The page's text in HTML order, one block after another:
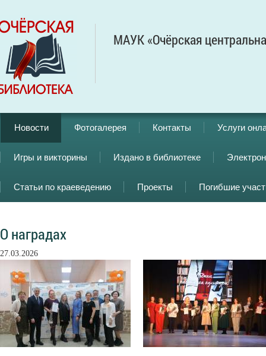
МАУК «Очёрская
Новости Фотогалерея Контакты Услуги
Игры и викторины Издано в библиотеке
Статьи по краеведению Проекты Погибшие
О наградах
27.03.2026